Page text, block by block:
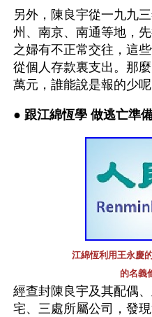
另外，陳良宇從一九九
州、南京、南通等地，
之婦有不正常交往，這
從個人存款裏支出。那
萬元，誰能說是報的少呢
● 跟江綿恆學 做逃亡準
江綿恆利用王永慶
的名義
經查封陳良宇及其配偶
宅、三處所屬公司，發